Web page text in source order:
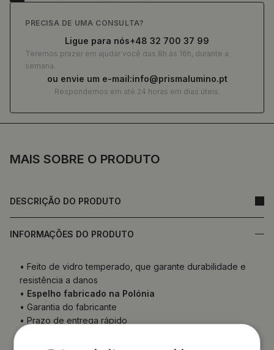
MAIS SOBRE O PRODUTO
DESCRIÇÃO DO PRODUTO
INFORMAÇÕES DO PRODUTO
• Feito de vidro temperado, que garante durabilidade e
resistência a danos
• Espelho fabricado na Polónia
• Garantia do fabricante
• Prazo de entrega rápido
A parte de trás do espelho (película de proteção) pode
PRECISA DE UMA CONSULTA?
Ligue para nós+48 32 700 37 99
Teremos prazer em ajudar você das 8h às 16h, durante a
semana.
ou envie um e-mail:info@prismalumino.pt
Respondemos em até 24 horas em dias úteis.